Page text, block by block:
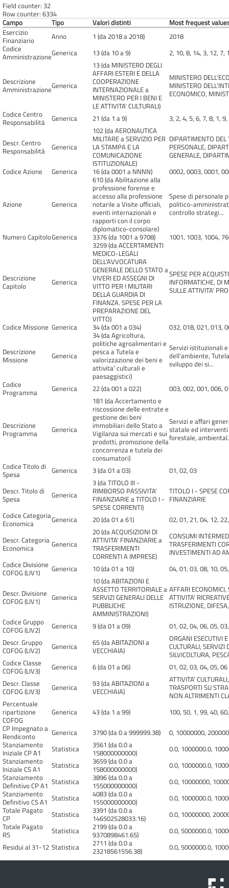
Field counter: 32
Row counter: 6334
Campo
Tipo Valori distinti
Most frequest
Esercizio
Finanziario
Anno 1 (da 2018 a 2018)
2018
Codice
AmministrazioneGenerica 13 (da 10 a 9) 2, 10, 8, 14, 3, 12, 7,
Descrizione
AmministrazioneGenerica
13 (da MINISTERO DEGLI
AFFARI ESTERI E DELLA
COOPERAZIONE
INTERNAZIONALE a
MINISTERO PER I BENI E
LE ATTIVITA' CULTURALI)
MINISTERO
MINISTERO
ECONOMICO,
Codice Centro
Responsabilità
Generica 21 (da 1 a 9) 3, 2, 4, 5, 6, 7, 8, 1,
Descr. Centro
Responsabilità
Generica
102 (da AERONAUTICA
MILITARE a SERVIZIO PER
LA STAMPA E LA
COMUNICAZIONE
ISTITUZIONALE)
DIPARTIMENTO
PERSONALE,
GENERALE,
Codice Azione
Generica 16 (da 0001 a NNNN) 0002, 0003, 0001,
Azione Generica
610 (da Abilitazione alla
professione forense e
accesso alla professione
notarile a Visite ufficiali,
eventi internazionali e
rapporti con il corpo
diplomatico-consolare)
Spese di personale
politico-
controllo strategi...
Numero CapitoloGenerica 3376 (da 1001 a 9708) 1001, 1003, 1004,
Descrizione
Capitolo
Generica
3259 (da ACCERTAMENTI
MEDICO-LEGALI
DELL'AVVOCATURA
GENERALE DELLO STATO a
VIVERI ED ASSEGNI DI
VITTO PER I MILITARI
DELLA GUARDIA DI
FINANZA. SPESE PER LA
PREPARAZIONE DEL
VITTO)
SPESE PER
INFORMATICHE, DI
SULLE ATTIVITA'
Codice Missione Generica 34 (da 001 a 034) 032, 018, 021, 013,
Descrizione
Missione
Generica
34 (da Agricoltura,
politiche agroalimentari e
pesca a Tutela e
valorizzazione dei beni e
attivita' culturali e
paesaggistici)
Servizi istituzionali
dell'ambiente,
sviluppo dei si...
Codice
Programma
Generica 22 (da 001 a 022) 003, 002, 001, 006,
Descrizione
Programma
Generica
181 (da Accertamento e
riscossione delle entrate e
gestione dei beni
immobiliari dello Stato a
Vigilanza sui mercati e sui
prodotti, promozione della
concorrenza e tutela dei
consumatori)
Servizi e affari
statale ed interventi
forestale,
Codice Titolo di
Spesa
Generica 3 (da 01 a 03)
01, 02, 03
Descr. Titolo di
Spesa
Generica
3 (da TITOLO III -
RIMBORSO PASSIVITA'
FINANZIARIE a TITOLO I -
SPESE CORRENTI)
TITOLO I - SPESE
FINANZIARIE
Codice Categoria
Economica
Generica 20 (da 01 a 61)
02, 01, 21, 04, 12,
Descr. Categoria
Economica
Generica
20 (da ACQUISIZIONI DI
ATTIVITA' FINANZIARIE a
TRASFERIMENTI
CORRENTI A IMPRESE)
CONSUMI
TRASFERIMENTI
INVESTIMENTI AD
Codice Divisione
COFOG (LIV1)
Generica 10 (da 01 a 10) 04, 01, 03, 08, 10,
Descr. Divisione
COFOG (LIV1)
Generica
10 (da ABITAZIONI E
ASSETTO TERRITORIALE a
SERVIZI GENERALI DELLE
PUBBLICHE
AMMINISTRAZIONI)
AFFARI ECONOMICI,
ATTIVITA'
ISTRUZIONE,
Codice Gruppo
COFOG (LIV2)
Generica 9 (da 01 a 09)
01, 02, 04, 06, 05,
Descr. Gruppo
COFOG (LIV2)
Generica
65 (da ABITAZIONI a
VECCHIAIA)
ORGANI ESECUTIVI
CULTURALI,
SILVICOLTURA,
Codice Classe
COFOG (LIV3)
Generica 6 (da 01 a 06)
01, 02, 03, 04, 05, 06
Descr. Classe
COFOG (LIV3)
Generica
93 (da ABITAZIONI a
VECCHIAIA)
ATTIVITA'
TRASPORTI SU
NON ALTRIMENTI
Percentuale
ripartizione
COFOG
Generica 43 (da 1 a 99)
100, 50, 1, 99, 40,
CP Impegnato a
Rendiconto
Generica 3790 (da 0 a 999999.38)
0, 10000000,
Stanziamento
Iniziale CP A1
Statistica
3561 (da 0.0 a
158000000000)
0.0, 1000000.0,
Stanziamento
Iniziale CS A1
Statistica
3659 (da 0.0 a
158000000000)
0.0, 1000000.0,
Stanziamento
Definitivo CP A1 Statistica
3896 (da 0.0 a
155000000000)
0.0, 10000000,
Stanziamento
Definitivo CS A1 Statistica
4083 (da 0.0 a
155000000000)
0.0, 1000000.0,
Totale Pagato
CP
Statistica
3391 (da 0.0 a
146502528033.16)
0.0, 10000000,
Totale Pagato
RS
Statistica
2199 (da 0.0 a
9370898461.65)
0.0, 5000000.0,
Residui al 31-12 Statistica
2711 (da 0.0 a
23218561556.38)
0.0, 5000000.0,